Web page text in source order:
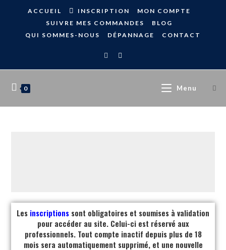
ACCUEIL INSCRIPTION
MON COMPTE
SUIVRE MES COMMANDES
BLOG
QUI SOMMES-NOUS
DÉPANNAGE CONTACT
0 Menu
Les inscriptions sont obligatoires et soumises à validation
pour accéder au site. Celui-ci est réservé aux
professionnels. Tout compte inactif depuis plus de 18
mois sera automatiquement supprimé, et une nouvelle